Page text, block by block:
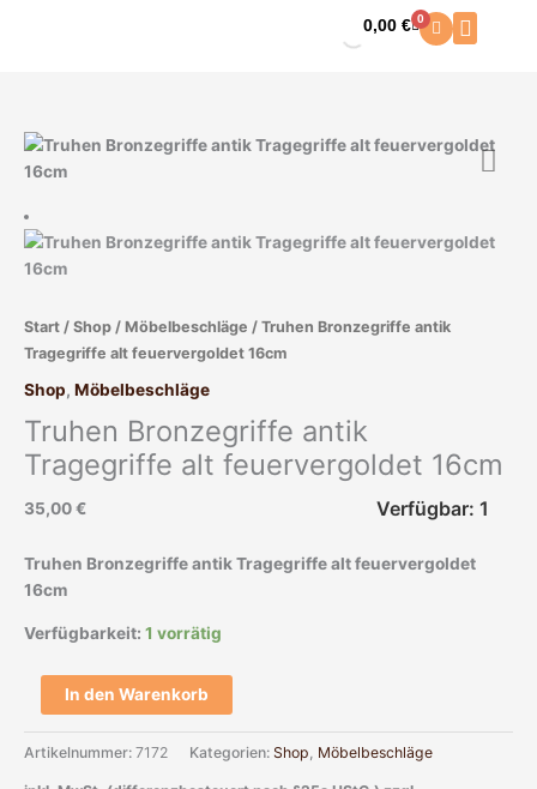
0,00€ 0
Warenkorb
Start / Shop / Möbelbeschläge / Truhen Bronzegriffe antik
Tragegriffe alt feuervergoldet 16cm
Shop, Möbelbeschläge
Truhen Bronzegriffe antik
Tragegriffe alt feuervergoldet 16cm
35,00€ Verfügbar: 1
Truhen Bronzegriffe antik Tragegriffe alt feuervergoldet
16cm
Verfügbarkeit: 1 vorrätig
Truhen
Bronzegriffe
Tragegriffe
alt
feuervergoldet
Menge
In den Warenkorb
Artikelnummer: 7172 Kategorien: Shop Möbelbeschläge